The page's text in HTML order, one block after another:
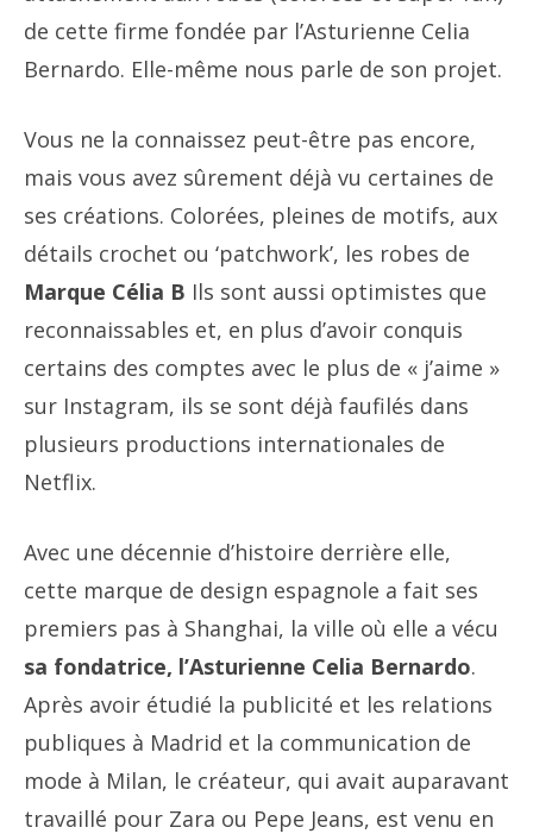
de cette firme fondée par l’Asturienne Celia
Bernardo. Elle-même nous parle de son projet.
Vous ne la connaissez peut-être pas encore,
mais vous avez sûrement déjà vu certaines de
ses créations. Colorées, pleines de motifs, aux
détails crochet ou ‘patchwork’, les robes de
Marque Célia B Ils sont aussi optimistes que
reconnaissables et, en plus d’avoir conquis
certains des comptes avec le plus de « j’aime »
sur Instagram, ils se sont déjà faufilés dans
plusieurs productions internationales de
Netflix.
Avec une décennie d’histoire derrière elle,
cette marque de design espagnole a fait ses
premiers pas à Shanghai, la ville où elle a vécu
sa fondatrice, l’Asturienne Celia Bernardo.
Après avoir étudié la publicité et les relations
publiques à Madrid et la communication de
mode à Milan, le créateur, qui avait auparavant
travaillé pour Zara ou Pepe Jeans, est venu en